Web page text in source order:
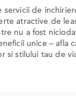
servicii de
atractive de
nu a fost
unice – afla
si stilului tau de